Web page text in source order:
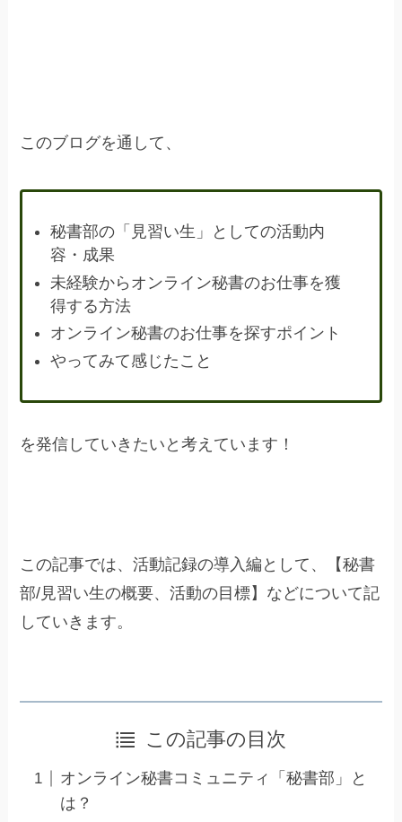
このブログを通して、
秘書部の「見習い生」としての活動内
容・成果
未経験からオンライン秘書のお仕事を獲
得する方法
オンライン秘書のお仕事を探すポイント
やってみて感じたこと
を発信していきたいと考えています！
この記事では、活動記録の導入編として、【秘書
部/見習い生の概要、活動の目標】などについて記
していきます。
この記事の目次
オンライン秘書コミュニティ「秘書部」と
は？